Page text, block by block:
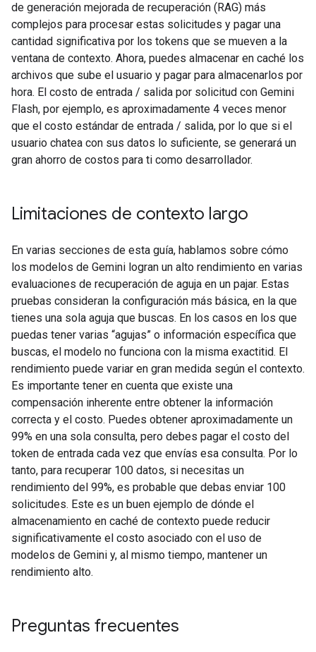
de generación mejorada de recuperación (RAG) más
complejos para procesar estas solicitudes y pagar una
cantidad significativa por los tokens que se mueven a la
ventana de contexto. Ahora, puedes almacenar en caché los
archivos que sube el usuario y pagar para almacenarlos por
hora. El costo de entrada / salida por solicitud con Gemini
Flash, por ejemplo, es aproximadamente 4 veces menor
que el costo estándar de entrada / salida, por lo que si el
usuario chatea con sus datos lo suficiente, se generará un
gran ahorro de costos para ti como desarrollador.
Limitaciones de contexto largo
En varias secciones de esta guía, hablamos sobre cómo
los modelos de Gemini logran un alto rendimiento en varias
evaluaciones de recuperación de aguja en un pajar. Estas
pruebas consideran la configuración más básica, en la que
tienes una sola aguja que buscas. En los casos en los que
puedas tener varias “agujas” o información específica que
buscas, el modelo no funciona con la misma exactitid. El
rendimiento puede variar en gran medida según el contexto.
Es importante tener en cuenta que existe una
compensación inherente entre obtener la información
correcta y el costo. Puedes obtener aproximadamente un
99% en una sola consulta, pero debes pagar el costo del
token de entrada cada vez que envías esa consulta. Por lo
tanto, para recuperar 100 datos, si necesitas un
rendimiento del 99%, es probable que debas enviar 100
solicitudes. Este es un buen ejemplo de dónde el
almacenamiento en caché de contexto puede reducir
significativamente el costo asociado con el uso de
modelos de Gemini y, al mismo tiempo, mantener un
rendimiento alto.
Preguntas frecuentes